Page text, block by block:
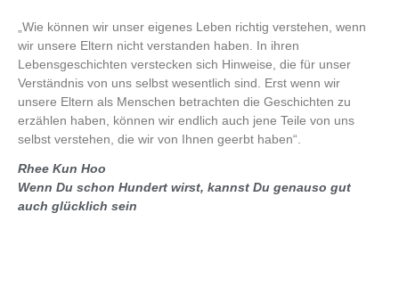
„Wie können wir unser eigenes Leben richtig verstehen, wenn
wir unsere Eltern nicht verstanden haben. In ihren
Lebensgeschichten verstecken sich Hinweise, die für unser
Verständnis von uns selbst wesentlich sind. Erst wenn wir
unsere Eltern als Menschen betrachten die Geschichten zu
erzählen haben, können wir endlich auch jene Teile von uns
selbst verstehen, die wir von Ihnen geerbt haben“.
Rhee Kun Hoo
Wenn Du schon Hundert wirst, kannst Du genauso gut
auch glücklich sein